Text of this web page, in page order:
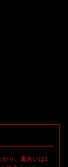
仕上がっていま
がり、風合いは1